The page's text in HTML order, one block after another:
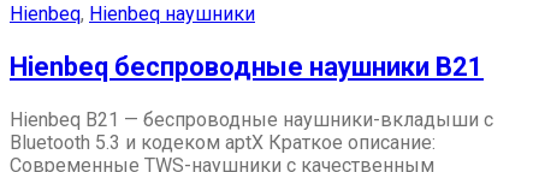
Hienbeq, Hienbeq наушники
Hienbeq беспроводные наушники B21
Hienbeq B21 — беспроводные наушники-вкладыши с
Bluetooth 5.3 и кодеком aptX Краткое описание:
Современные TWS-наушники с качественным